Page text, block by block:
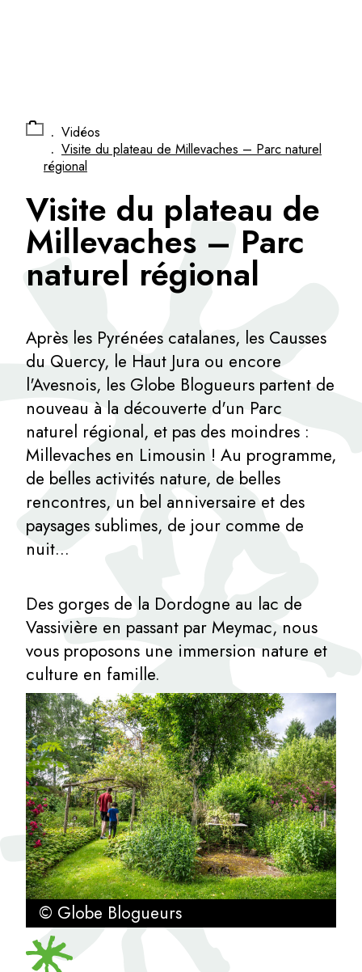
. Vidéos
. Visite du plateau de Millevaches – Parc naturel
régional
Visite du plateau de
Millevaches – Parc
naturel régional
Après les Pyrénées catalanes, les Causses
du Quercy, le Haut Jura ou encore
l'Avesnois, les Globe Blogueurs partent de
nouveau à la découverte d'un Parc
naturel régional, et pas des moindres :
Millevaches en Limousin ! Au programme,
de belles activités nature, de belles
rencontres, un bel anniversaire et des
paysages sublimes, de jour comme de
nuit...
Des gorges de la Dordogne au lac de
Vassivière en passant par Meymac, nous
vous proposons une immersion nature et
culture en famille.
© Globe Blogueurs